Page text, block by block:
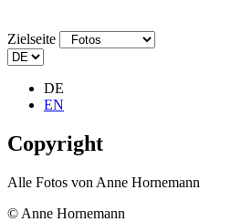
Zielseite
DE
EN
Copyright
Alle Fotos von Anne Hornemann
© Anne Hornemann